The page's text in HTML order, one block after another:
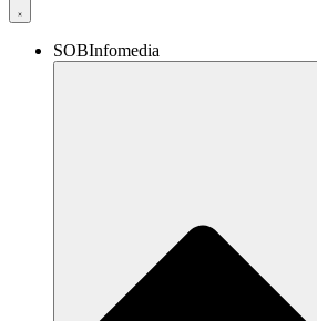
SOBInfomedia